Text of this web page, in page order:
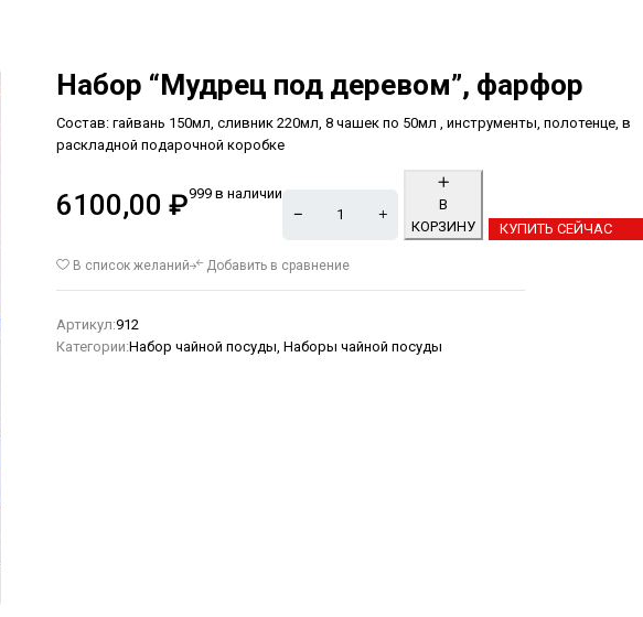
Набор “Мудрец под деревом”, фарфор
Состав: гайвань 150мл, сливник 220мл, 8 чашек по 50мл , инструменты, полотенце, в
раскладной подарочной коробке
6100,00 ₽999 в наличии
В
КОРЗИНУ
КУПИТЬ СЕЙЧАС
В список желаний Добавить в сравнение
Артикул:912
Категории:Набор чайной посуды Наборы чайной посуды